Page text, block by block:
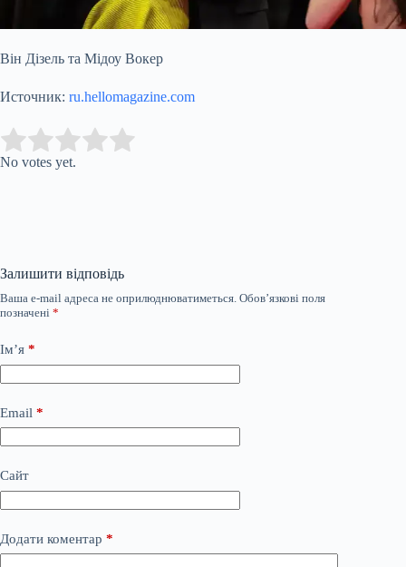
Він Дізель та Мідоу Вокер
Источник: ru.hellomagazine.com
Rate this item:
No votes yet.
Залишити відповідь
Ваша e-mail адреса не оприлюднюватиметься. Обов’язкові поля
позначені *
Ім’я *
Email *
Сайт
Додати коментар *